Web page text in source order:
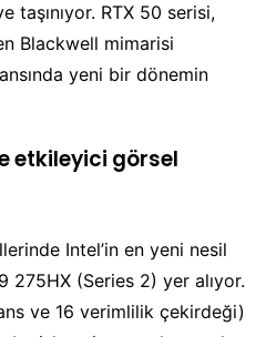
taşınıyor. RTX 50 serisi,
Blackwell mimarisi
yeni bir dönemin
etkileyici görsel
Intel’in en yeni nesil
275HX (Series 2) yer alıyor.
ve 16 verimlilik çekirdeği)